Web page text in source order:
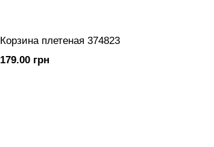
Корзина плетеная 374823
179.00 грн